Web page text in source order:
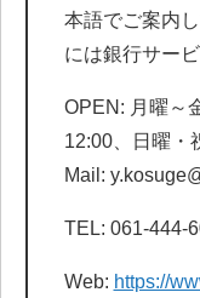
本語でご案内
には銀行サー
OPEN: 月曜～
12:00、日曜・
Mail:
TEL: 061-444-
Web: https://